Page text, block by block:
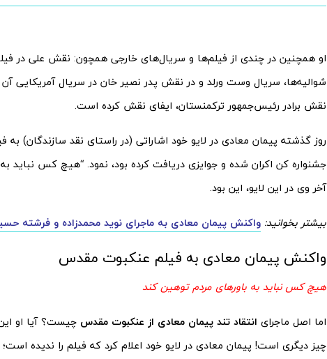
او همچنین در چندی از فیلم‌ها و سریال‌های خارجی همچون: نقش علی در
شوالیه‌ها، سریال وست ورلد و در نقش پدر نصیر خان در سریال
نقش برادر رئیس‌جمهور ترکمنستان، ایفای نقش کرده است.
روز گذشته پیمان معادی در لایو خود اشاراتی (در راستای نقد سازندگان)
جشنواره کن اکران شده و جوایزی دریافت کرده بود، نمود. “هیچ کس نباید
آخر وی در این لایو، این بود.
بیشتر بخوانید: واکنش پیمان معادی به ماجرای نوید محمدزاده و فرشته
واکنش پیمان معادی به فیلم عنکبوت مقدس
هیچ کس نباید به باورهای مردم توهین کند
اما اصل ماجرای انتقاد تند پیمان معادی از عنکبوت مقدس چیست؟ آیا او
چیز دیگری است! پیمان معادی در لایو خود اعلام کرد که فیلم را ندیده